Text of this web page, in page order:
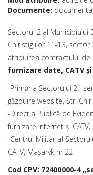
Documente:
Sectorul 2 al Municipiului
Chiristigiilor 11-13,
atribuirea contractului de
furnizare date, CATV
-Primăria Sectorului 2.-
găzduire website, Str.
-Direcţia Publică de
furnizare internet și
-Centrul Militar al
CATV, Masaryk nr.22
Cod CPV: 72400000-4